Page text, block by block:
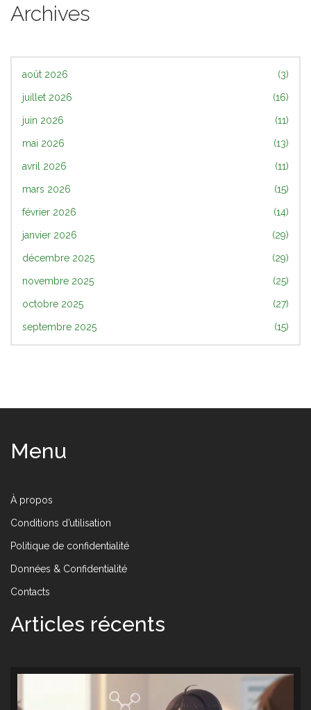
Archives
août 2026 (3)
juillet 2026 (16)
juin 2026 (11)
mai 2026 (13)
avril 2026 (11)
mars 2026 (15)
février 2026 (14)
janvier 2026 (29)
décembre 2025 (29)
novembre 2025 (25)
octobre 2025 (27)
septembre 2025 (15)
Menu
À propos
Conditions d’utilisation
Politique de confidentialité
Données & Confidentialité
Contacts
Articles récents